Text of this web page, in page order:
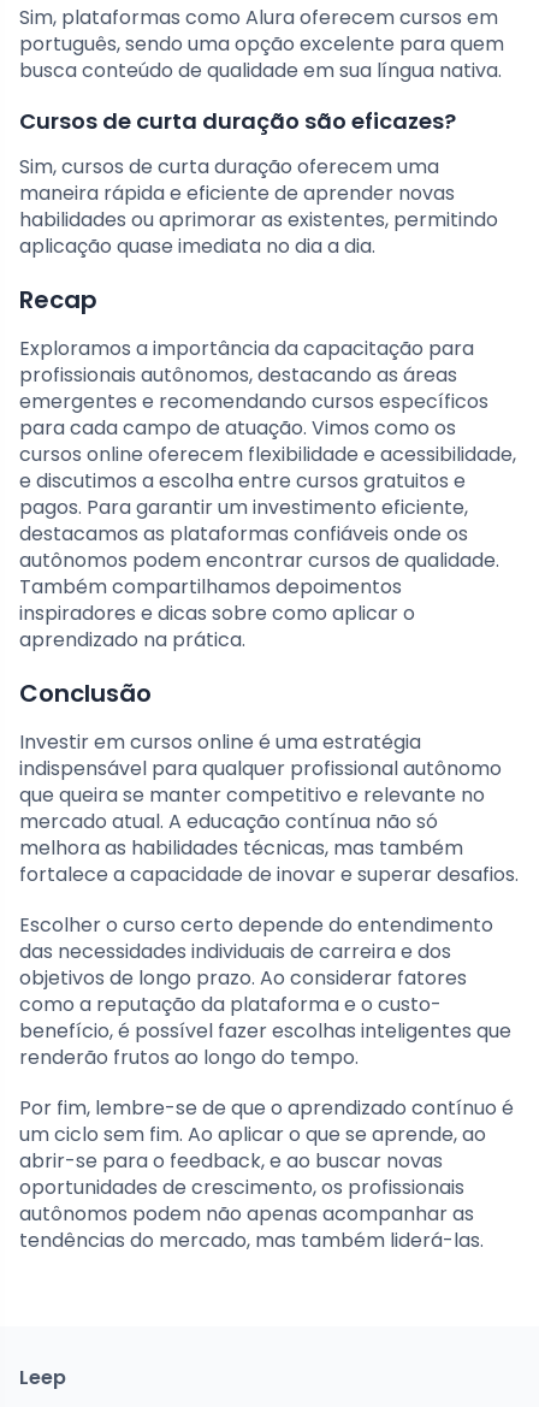
Sim, plataformas como Alura oferecem cursos em
português, sendo uma opção excelente para quem
busca conteúdo de qualidade em sua língua nativa.
Cursos de curta duração são eficazes?
Sim, cursos de curta duração oferecem uma
maneira rápida e eficiente de aprender novas
habilidades ou aprimorar as existentes, permitindo
aplicação quase imediata no dia a dia.
Recap
Exploramos a importância da capacitação para
profissionais autônomos, destacando as áreas
emergentes e recomendando cursos específicos
para cada campo de atuação. Vimos como os
cursos online oferecem flexibilidade e acessibilidade,
e discutimos a escolha entre cursos gratuitos e
pagos. Para garantir um investimento eficiente,
destacamos as plataformas confiáveis onde os
autônomos podem encontrar cursos de qualidade.
Também compartilhamos depoimentos
inspiradores e dicas sobre como aplicar o
aprendizado na prática.
Conclusão
Investir em cursos online é uma estratégia
indispensável para qualquer profissional autônomo
que queira se manter competitivo e relevante no
mercado atual. A educação contínua não só
melhora as habilidades técnicas, mas também
fortalece a capacidade de inovar e superar desafios.
Escolher o curso certo depende do entendimento
das necessidades individuais de carreira e dos
objetivos de longo prazo. Ao considerar fatores
como a reputação da plataforma e o custo-
benefício, é possível fazer escolhas inteligentes que
renderão frutos ao longo do tempo.
Por fim, lembre-se de que o aprendizado contínuo é
um ciclo sem fim. Ao aplicar o que se aprende, ao
abrir-se para o feedback, e ao buscar novas
oportunidades de crescimento, os profissionais
autônomos podem não apenas acompanhar as
tendências do mercado, mas também liderá-las.
Leep